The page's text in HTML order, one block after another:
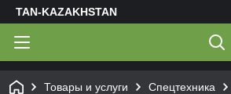
TAN-KAZAKHSTAN
Товары и услуги Спецтехника